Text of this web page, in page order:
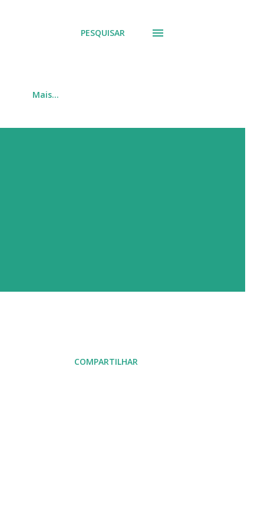
PESQUISAR
Mais…
COMPARTILHAR